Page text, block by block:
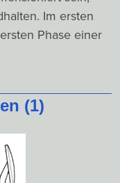
Im ersten
Phase einer
(1)